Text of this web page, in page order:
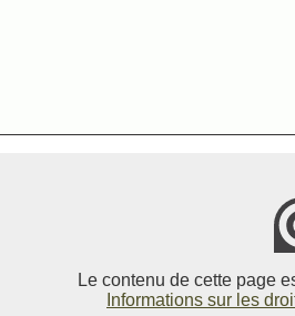
Le contenu de cette page
Informations sur les